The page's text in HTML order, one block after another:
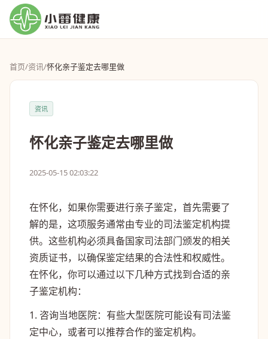
首页/资讯/怀化亲子鉴定去哪里做
资讯
怀化亲子鉴定去哪里做
2025-05-15 02:03:22
在怀化，如果你需要进行亲子鉴定，首先需要了
解的是，这项服务通常由专业的司法鉴定机构提
供。这些机构必须具备国家司法部门颁发的相关
资质证书，以确保鉴定结果的合法性和权威性。
在怀化，你可以通过以下几种方式找到合适的亲
子鉴定机构：
1. 咨询当地医院：有些大型医院可能设有司法鉴
定中心，或者可以推荐合作的鉴定机构。